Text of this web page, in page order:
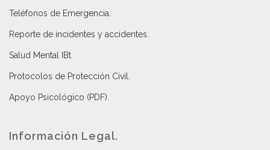
Teléfonos de Emergencia.
Reporte de incidentes y accidentes
Salud Mental IBt
Protocolos de Protección Civil
Apoyo Psicológico (PDF)
Información Legal.